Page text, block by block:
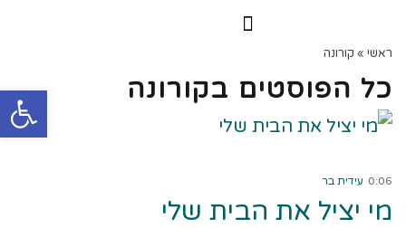
ראשי » קורונה
כל הפוסטים בקורונה
0:06 עידית בר
מי יציל את הבית שלי